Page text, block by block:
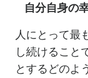
自分自身の
人にとって最
し続けること
とするどのよ